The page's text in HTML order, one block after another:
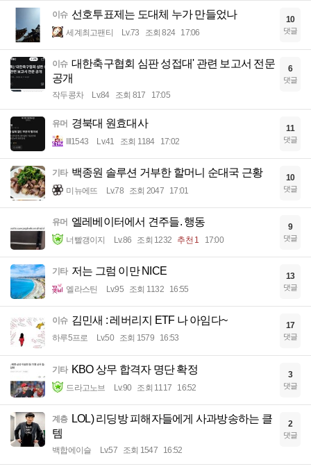
이슈 선호투표제는 도대체 누가 만들었나
세계최고팬티 Lv.73 조회 824 17:06
10
댓글
이슈 대한축구협회 심판 성접대' 관련 보고서 전문
공개
작두콩차 Lv.84 조회 817 17:05
6
댓글
유머 경북대 원효대사
Ill1543 Lv.41 조회 1184 17:02
11
댓글
기타 백종원 솔루션 거부한 할머니 순대국 근황
미뉴에뜨 Lv.78 조회 2047 17:01
10
댓글
유머 엘레베이터에서 견주들. 행동
너빨갱이지 Lv.86 조회 1232 추천 1 17:00
9
댓글
기타 저는 그럼 이만 NICE
엘라스틴 Lv.95 조회 1132 16:55
13
댓글
이슈 김민새 : 레버리지 ETF 나 아임다~
하루5프로 Lv.50 조회 1579 16:53
17
댓글
기타 KBO 상무 합격자 명단 확정
드라고노브 Lv.90 조회 1117 16:52
3
댓글
계층
LOL) 리딩방 피해자들에게 사과방송하는 클
템
백합에이슬 Lv.57 조회 1547 16:52
2
댓글